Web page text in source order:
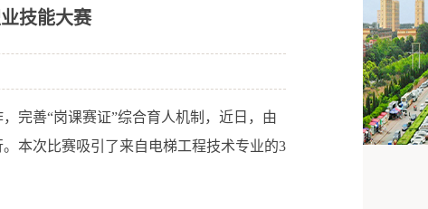
技能大赛
完善“岗课赛证”综合育人机制，近日，由
本次比赛吸引了来自电梯工程技术专业的3